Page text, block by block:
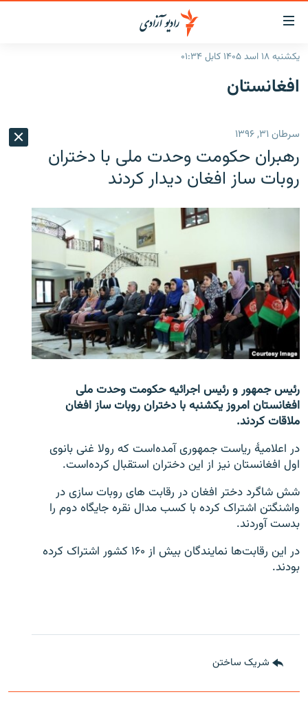
لینک‌های
قابل
دسترسی
بازگشت
بازگشت
منوی
اصلی
جستجو
صفحه نخست
گزارش‌ها
منطقه
شرق میانه
افغانستان
جهان
جدول نشرات
مصاحبه‌ها
بحران مهاجرت
'کووید-۱۹'
تماس
صفحه پشتو
Azadi English
به ما بپیوندید
همۀ سایت‌های رادیو آزادی/ رادیو اروپای آزاد
یکشنبه ۱۸ اسد ۱۴۰۵ کابل ۰۱:۳۴
افغانستان
سرطان ۳۱, ۱۳۹۶
رهبران حکومت وحدت ملی با دختران
روبات ساز افغان دیدار کردند
رئیس جمهور و رئیس اجرائیه حکومت وحدت ملی
افغانستان امروز یکشنبه با دختران روبات ساز افغان
ملاقات کردند.
در اعلامیۀ ریاست جمهوری آمده‌است که رولا غنی بانوی
اول افغانستان نیز از این دختران استقبال کرده‌است.
شش شاگرد دختر افغان در رقابت های روبات سازی در
واشنگتن اشتراک کرده با کسب مدال نقره جایگاه دوم را
بدست آوردند.
در این رقابت‌ها نمایندگان بیش از ۱۶۰ کشور اشتراک کرده
بودند.
شریک ساختن